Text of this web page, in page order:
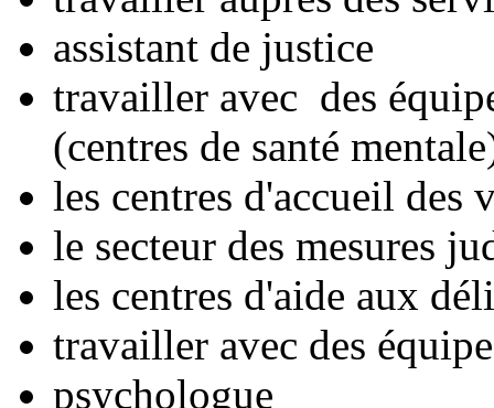
assistant de justice
travailler avec des
(centres de santé
les centres d'accueil des
le secteur des mesures
les centres d'aide aux
travailler avec des
psychologue